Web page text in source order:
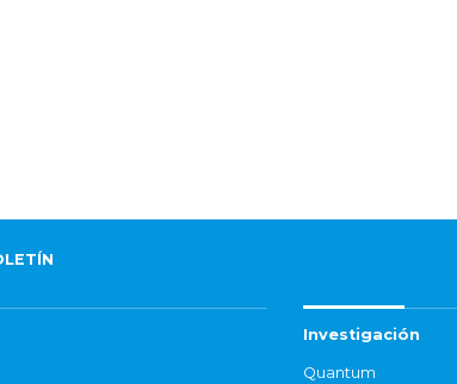
Investigación
Quantum